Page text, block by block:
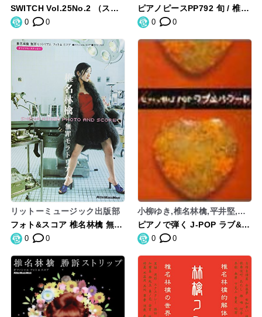
SWITCH Vol.25No.2 （スイ
ッチ2007年2月号）特集：椎
名林檎「音楽家のマナー」第2
特集：坂本龍一
0 0
ピアノピースPP792 旬 / 椎名
林檎 (ピアノソロ・ピアノ&ヴ
ォーカル)
0 0
リットーミュージック出版部
フォト&スコア 椎名林檎 無罪
モラトリアム (リットーミュ
ージック・ムック)
0 0
小柳ゆき,椎名林檎,平井堅,DR
EAMSCOMETRUE,宇多田ヒ
カル,aiko,Misia,松たか子,倉
木麻衣,Mr.Children
ピアノで弾く J-POP ラブ&バ
ラード
0 0